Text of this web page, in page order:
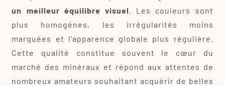
un meilleur équilibre visuel
. Les couleurs sont
plus homogènes, les irrégularités moins
marquées et l’apparence globale plus régulière.
Cette qualité constitue souvent le cœur du
marché des minéraux et répond aux attentes de
nombreux amateurs souhaitant acquérir de belles